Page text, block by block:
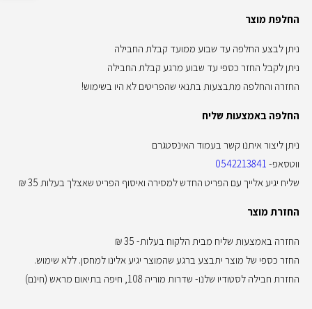
החלפת מוצר
ניתן לבצע החלפה עד שבוע ממועד קבלת החבילה
ניתן לקבל החזר כספי עד שבוע מרגע קבלת החבילה
החזרה והחלפה מתבצעות בתנאי שהפריטים לא היו בשימוש!
החלפה באמצעות שליח
ניתן ליצור איתנו קשר בעמוד האינסטגרם
ווטסאפ- 0542213841
שליח יגיע אלייך עם הפריט החדש למסירה ואיסוף הפריט שאצלך בעלות 35 ₪
החזרת מוצר
החזרה באמצעות שליח מבית הלקוח בעלות- 35 ₪
החזר כספי של מוצר יתבצע ברגע שהמוצר יגיע אלינו למחסן. ללא שימוש.
החזרת חבילה לסטודיו שלנו- שדרות מוריה 108, חיפה בתיאום מראש (חינם)